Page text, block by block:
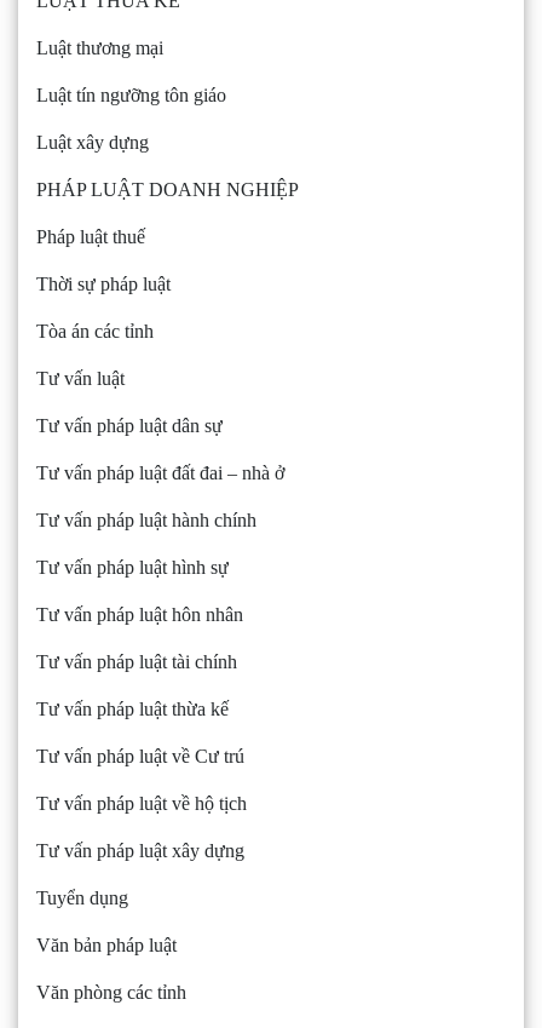
Luật thương mại
Luật tín ngưỡng tôn giáo
Luật xây dựng
PHÁP LUẬT DOANH NGHIỆP
Pháp luật thuế
Thời sự pháp luật
Tòa án các tỉnh
Tư vấn luật
Tư vấn pháp luật dân sự
Tư vấn pháp luật đất đai – nhà ở
Tư vấn pháp luật hành chính
Tư vấn pháp luật hình sự
Tư vấn pháp luật hôn nhân
Tư vấn pháp luật tài chính
Tư vấn pháp luật thừa kế
Tư vấn pháp luật về Cư trú
Tư vấn pháp luật về hộ tịch
Tư vấn pháp luật xây dựng
Tuyển dụng
Văn bản pháp luật
Văn phòng các tỉnh